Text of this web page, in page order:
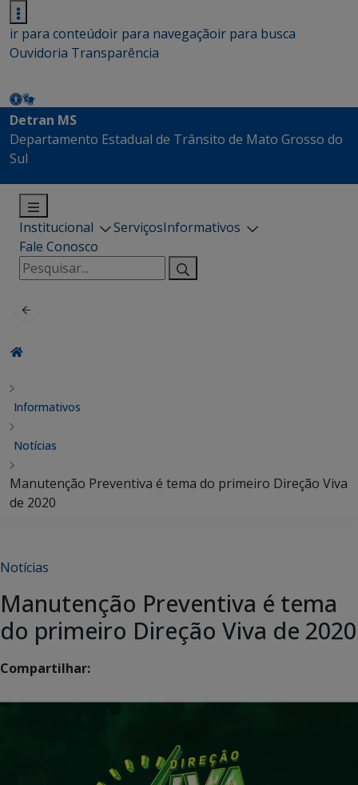
ir para conteúdoir para navegaçãoir para busca
Ouvidoria Transparência
Detran MS
Departamento Estadual de Trânsito de Mato Grosso do
Sul
Institucional ServiçosInformativos
Fale Conosco
Pesquisar
por:
Informativos
Notícias
Manutenção Preventiva é tema do primeiro Direção Viva
de 2020
Notícias
Manutenção Preventiva é tema
do primeiro Direção Viva de 2020
Compartilhar: